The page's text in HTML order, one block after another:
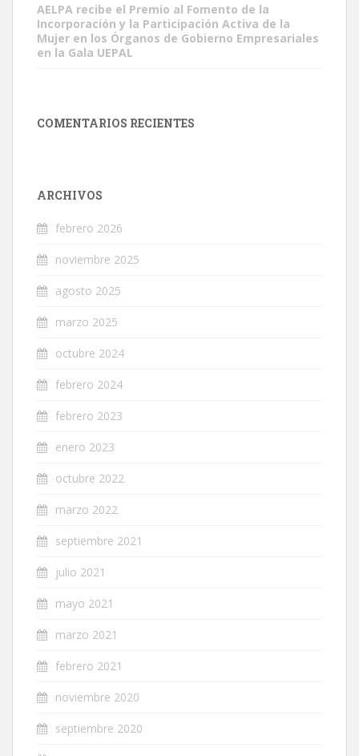
AELPA recibe el Premio al Fomento de la
Incorporación y la Participación Activa de la
Mujer en los Órganos de Gobierno Empresariales
en la Gala UEPAL
COMENTARIOS RECIENTES
ARCHIVOS
febrero 2026
noviembre 2025
agosto 2025
marzo 2025
octubre 2024
febrero 2024
febrero 2023
enero 2023
octubre 2022
marzo 2022
septiembre 2021
julio 2021
mayo 2021
marzo 2021
febrero 2021
noviembre 2020
septiembre 2020